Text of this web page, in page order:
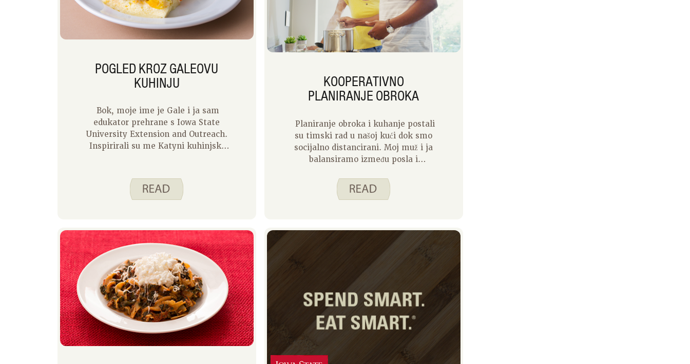
pogledajte moj blog o grickanju.
POGLED KROZ GALEOVU
KUHINJU
Bok, moje ime je Gale i ja sam
edukator prehrane s Iowa State
University Extension and Outreach.
Inspirirali su me Katyni kuhinjski
što znači da bih trebao biti
organiziraniji, zar ne? Uopće ne. Dok
KOOPERATIVNO
PLANIRANJE OBROKA
Planiranje obroka i kuhanje postali
su timski rad u našoj kući dok smo
socijalno distancirani. Moj muž i ja
balansiramo između posla i
kuće. To obično znači da jedan od
nas radi dok se drugi brine o djeci.
tako da je druga osoba odgovorna za
pripremu obroka. S ovim
naizmjeničnim rasporedom, morali
smo raditi zajedno kako bismo bili
sigurni da su naši obroci planirani.
Zabavili smo se stvarajući obroke
balansirajući njegovu snagu brzog
dobivanja obroka na stolu i moju
snagu kuhanja od nule.